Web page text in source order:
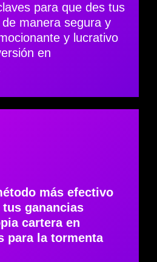
para que des tus
manera segura y
y lucrativo
en
más efectivo
ganancias
cartera en
para la tormenta